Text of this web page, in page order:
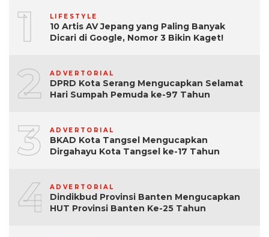
1 LIFESTYLE
10 Artis AV Jepang yang Paling Banyak
Dicari di Google, Nomor 3 Bikin Kaget!
2 ADVERTORIAL
DPRD Kota Serang Mengucapkan Selamat
Hari Sumpah Pemuda ke-97 Tahun
3 ADVERTORIAL
BKAD Kota Tangsel Mengucapkan
Dirgahayu Kota Tangsel ke-17 Tahun
4 ADVERTORIAL
Dindikbud Provinsi Banten Mengucapkan
HUT Provinsi Banten Ke-25 Tahun